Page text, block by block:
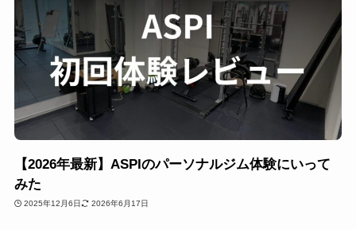
【2026年最新】ASPIのパーソナルジム体験にいって
みた
2025年12月6日 2026年6月17日